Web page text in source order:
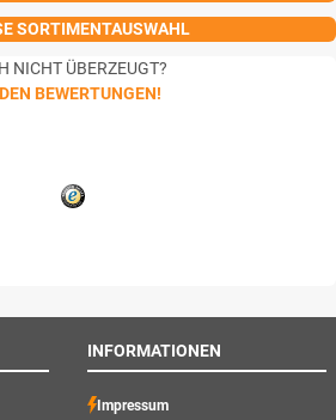
SORTIMENTAUSWAHL
NICHT ÜBERZEUGT?
BEWERTUNGEN!
INFORMATIONEN
Impressum